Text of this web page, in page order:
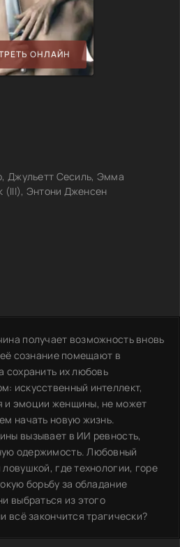
ОНЛАЙН
Джульетт Сесиль, Эмма
(III), Энтони Дженсен
получает возможность вновь
сознание помещают в
сохранить их любовь
искусственный интеллект,
и эмоции женщины, не может
начать новую жизнь.
вызывает в ИИ ревность,
одержимость. Любовный
где технологии, горе
борьбу за обладание
выбраться из этого
всё закончится трагически?